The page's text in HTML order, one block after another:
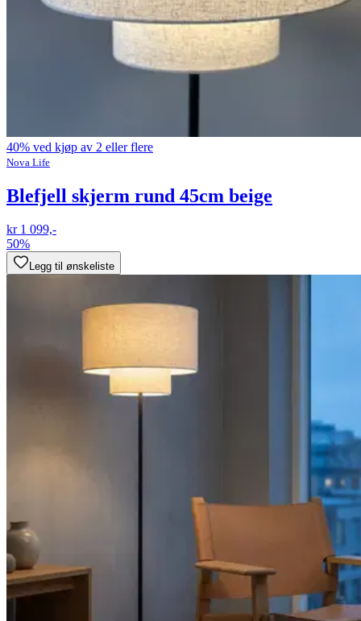
40% ved kjøp av 2 eller flere
Nova Life
Blefjell skjerm rund 45cm beige
kr 1 099,-
50%
Legg til ønskeliste